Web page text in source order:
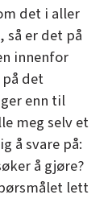
det i aller
så er det på
innenfor
det
enn til
meg selv et
å svare på:
å gjøre?
lett